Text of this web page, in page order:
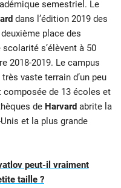
semestriel. Le
dans l’édition 2019 des
place des
s’élèvent à 50
2018-2019. Le campus
très vaste terrain d’un peu
composée de 13 écoles et
de Harvard abrite la
et la plus grande
peut-il vraiment
taille ?